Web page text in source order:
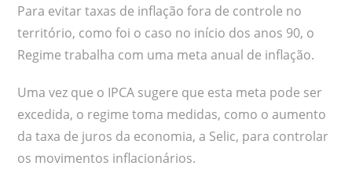
Para evitar taxas de inflação fora de controle no
território, como foi o caso no início dos anos 90, o
Regime trabalha com uma meta anual de inflação.
Uma vez que o IPCA sugere que esta meta pode ser
excedida, o regime toma medidas, como o aumento
da taxa de juros da economia, a Selic, para controlar
os movimentos inflacionários.